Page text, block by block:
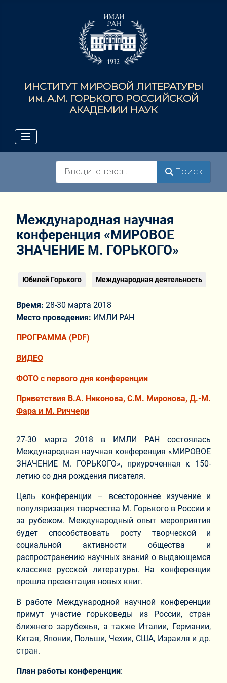
ИНСТИТУТ МИРОВОЙ ЛИТЕРАТУРЫ
им. А.М. ГОРЬКОГО РОССИЙСКОЙ
АКАДЕМИИ НАУК
Поиск
Международная научная
конференция «МИРОВОЕ
ЗНАЧЕНИЕ М. ГОРЬКОГО»
Юбилей Горького Международная деятельность
Время: 28-30 марта 2018
Место проведения: ИМЛИ РАН
ПРОГРАММА (PDF)
ВИДЕО
ФОТО с первого дня конференции
Приветствия В.А. Никонова, С.М. Миронова, Д.-М.
Фара и М. Риччери
27-30 марта 2018 в ИМЛИ РАН состоялась
Международная научная конференция «МИРОВОЕ
ЗНАЧЕНИЕ М. ГОРЬКОГО», приуроченная к 150-
летию со дня рождения писателя.
Цель конференции – всестороннее изучение и
популяризация творчества М. Горького в России и
за рубежом. Международный опыт мероприятия
будет способствовать росту творческой и
социальной активности общества и
распространению научных знаний о выдающемся
классике русской литературы. На конференции
прошла презентация новых книг.
В работе Международной научной конференции
примут участие горьковеды из России, стран
ближнего зарубежья, а также Италии, Германии,
Китая, Японии, Польши, Чехии, США, Израиля и др.
стран.
План работы конференции: